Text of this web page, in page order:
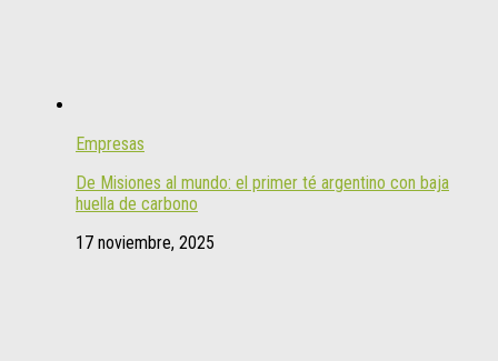
Empresas
De Misiones al mundo: el primer té argentino con baja
huella de carbono
17 noviembre, 2025